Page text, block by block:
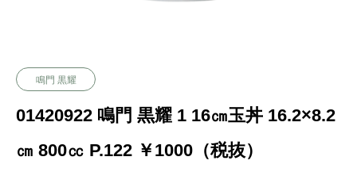
鳴門 黒耀
01420922 鳴門 黒耀 1 16㎝玉丼 16.2×8.2
㎝ 800㏄ P.122 ￥1000（税抜）